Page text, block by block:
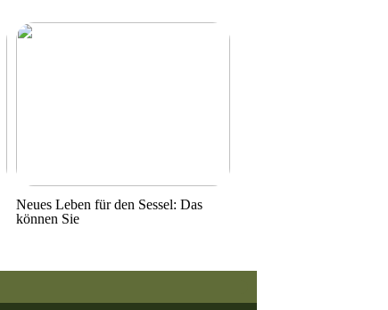
Neues Leben für den Sessel: Das
können Sie